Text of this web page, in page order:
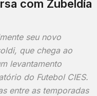
com Zubeldía
seu novo
que chega ao
levantamento
do Futebol CIES.
entre as temporadas